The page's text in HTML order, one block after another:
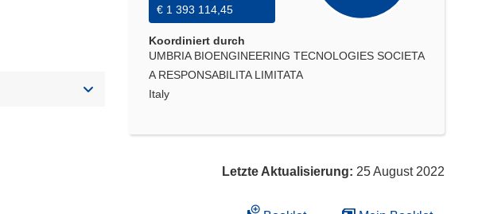
€ 1 393 114,45
Koordiniert durch
UMBRIA BIOENGINEERING TECNOLOGIES SOCIETA
A RESPONSABILITA LIMITATA
Italy
Letzte Aktualisierung: 25 August 2022